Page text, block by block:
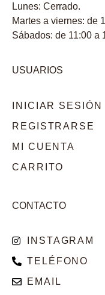
Lunes: Cerrado.
Martes a viernes: de
Sábados: de 11:00 a
USUARIOS
INICIAR SESIÓN
REGISTRARSE
MI CUENTA
CARRITO
CONTACTO
INSTAGRAM
TELÉFONO
EMAIL